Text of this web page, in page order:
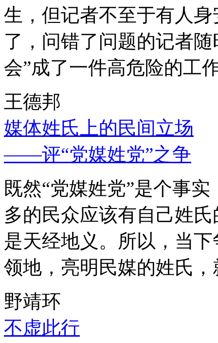
生，但记者不至于有人
了，问错了问题的记者
会”成了一件高危险的工
王德邦
媒体姓氏上的民间立场
——评“党媒姓党”之争
既然“党媒姓党”是个事
多的民众应该有自己姓
是天经地义。所以，当
领地，亮明民媒的姓氏
野靖环
不虚此行